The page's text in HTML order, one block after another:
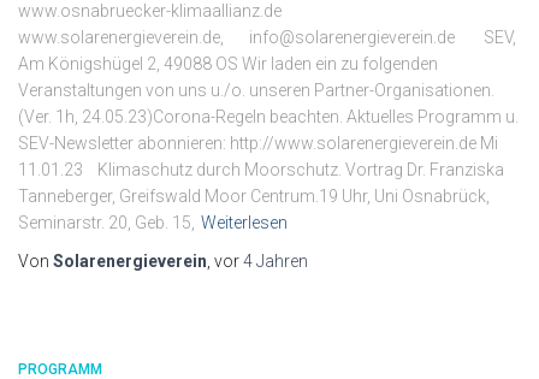
www.osnabruecker-klimaallianz.de
www.solarenergieverein.de, info@solarenergieverein.de SEV,
Am Königshügel 2, 49088 OS Wir laden ein zu folgenden
Veranstaltungen von uns u./o. unseren Partner-Organisationen.
(Ver. 1h, 24.05.23)Corona-Regeln beachten. Aktuelles Programm u.
SEV-Newsletter abonnieren: http://www.solarenergieverein.de Mi
11.01.23 Klimaschutz durch Moorschutz. Vortrag Dr. Franziska
Tanneberger, Greifswald Moor Centrum.19 Uhr, Uni Osnabrück,
Seminarstr. 20, Geb. 15, Weiterlesen
Von Solarenergieverein , vor4 Jahren
PROGRAMM